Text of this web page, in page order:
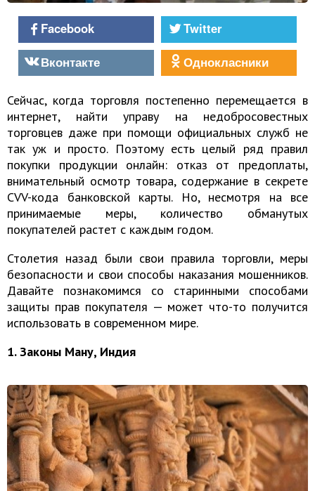
Facebook
Twitter
Вконтакте
Однокласники
Сейчас, когда торговля постепенно перемещается в
интернет, найти управу на недобросовестных
торговцев даже при помощи официальных служб не
так уж и просто. Поэтому есть целый ряд правил
покупки продукции онлайн: отказ от предоплаты,
внимательный осмотр товара, содержание в секрете
CVV-кода банковской карты. Но, несмотря на все
принимаемые меры, количество обманутых
покупателей растет с каждым годом.
Столетия назад были свои правила торговли, меры
безопасности и свои способы наказания мошенников.
Давайте познакомимся со старинными способами
защиты прав покупателя — может что-то получится
использовать в современном мире.
1. Законы Ману, Индия